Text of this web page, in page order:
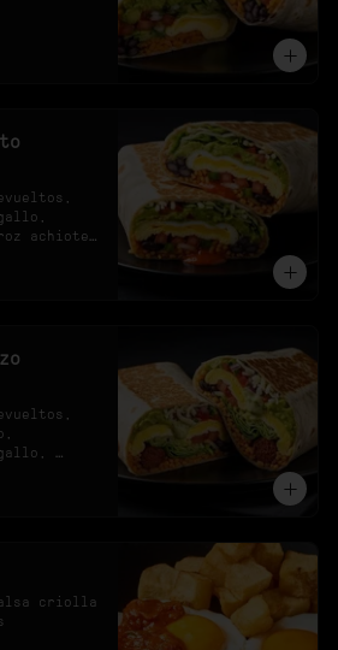
achiote,
y
criolla